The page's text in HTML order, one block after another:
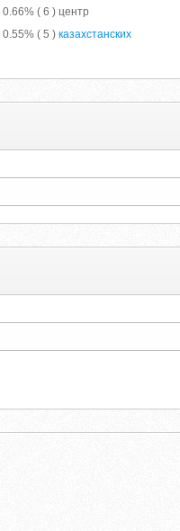
0.66% ( 6 ) центр
0.55% ( 5 ) казахстанских